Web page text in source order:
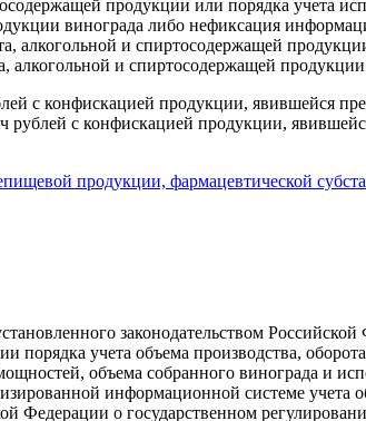
продукции или порядка учета
винограда либо нефиксация
алкогольной и спиртосодержащей
алкогольной и спиртосодержащей
с конфискацией продукции, явившейся
рублей с конфискацией продукции,
продукции, фармацевтической
законодательством
порядка учета объема производства,
объема собранного винограда и
информационной системе учета
Федерации о государственном